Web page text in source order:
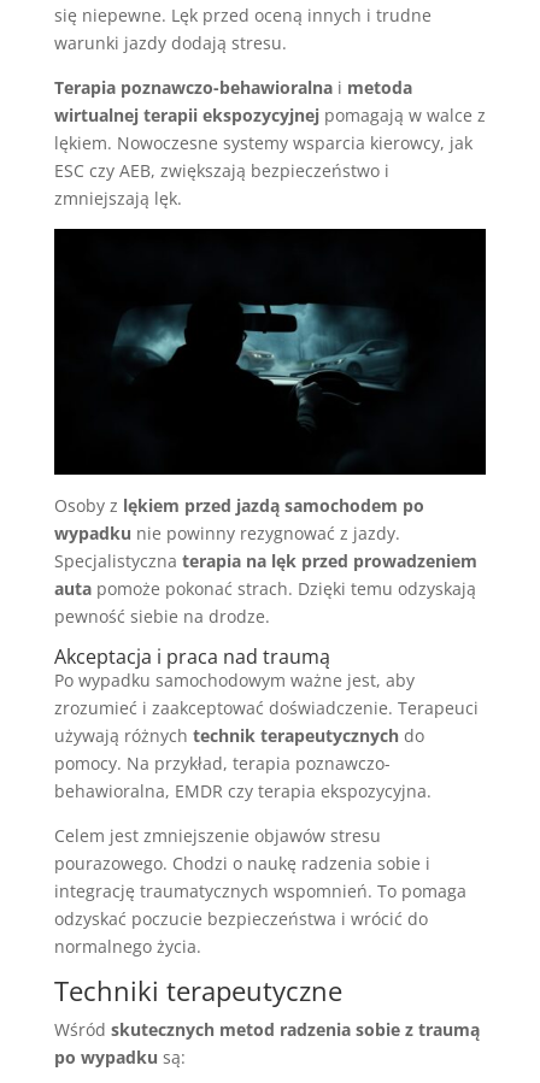
się niepewne. Lęk przed oceną innych i trudne
warunki jazdy dodają stresu.
Terapia poznawczo-behawioralnai metoda
wirtualnej terapii ekspozycyjnejpomagają w walce z
lękiem. Nowoczesne systemy wsparcia kierowcy, jak
ESC czy AEB, zwiększają bezpieczeństwo i
zmniejszają lęk.
Osoby z lękiem przed jazdą samochodem po
wypadku nie powinny rezygnować z jazdy.
Specjalistyczna terapia na lęk przed prowadzeniem
autapomoże pokonać strach. Dzięki temu odzyskają
pewność siebie na drodze.
Akceptacja i praca nad traumą
Po wypadku samochodowym ważne jest, aby
zrozumieć i zaakceptować doświadczenie. Terapeuci
używają różnych technik terapeutycznychdo
pomocy. Na przykład, terapia poznawczo-
behawioralna, EMDR czy terapia ekspozycyjna.
Celem jest zmniejszenie objawów stresu
pourazowego. Chodzi o naukę radzenia sobie i
integrację traumatycznych wspomnień. To pomaga
odzyskać poczucie bezpieczeństwa i wrócić do
normalnego życia.
Techniki terapeutyczne
Wśród skutecznych metod radzenia sobie z traumą
po wypadku są: